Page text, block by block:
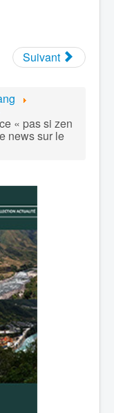
Suivant
« pas si zen
news sur le